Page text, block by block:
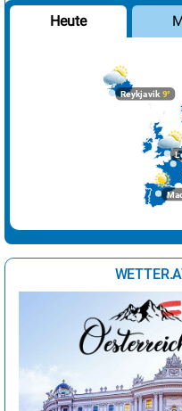
Heute
Reykjavik 9°